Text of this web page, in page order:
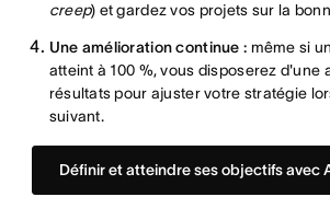
creep) et gardez vos projets sur la
Une amélioration continue : même si
atteint à 100 %, vous disposerez d'une
résultats pour ajuster votre stratégie
suivant.
Définir et atteindre ses objectifs avec